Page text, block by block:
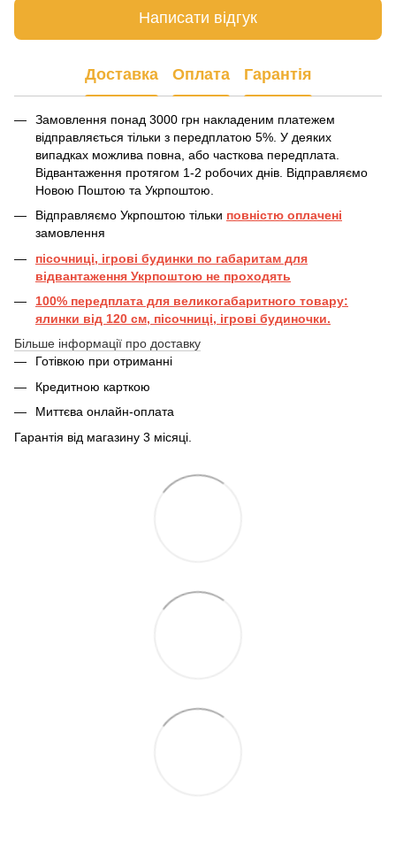
Написати відгук
Доставка Оплата Гарантія
Замовлення понад 3000 грн накладеним платежем
відправляється тільки з передплатою 5%. У деяких
випадках можлива повна, або часткова передплата.
Відвантаження протягом 1-2 робочих днів. Відправляємо
Новою Поштою та Укрпоштою.
Відправляємо Укрпоштою тільки повністю оплачені
замовлення
пісочниці, ігрові будинки по габаритам для
відвантаження Укрпоштою не проходять
100% передплата для великогабаритного товару:
ялинки від 120 см, пісочниці, ігрові будиночки.
Більше інформації про доставку
Готівкою при отриманні
Кредитною карткою
Миттєва онлайн-оплата
Гарантія від магазину 3 місяці.